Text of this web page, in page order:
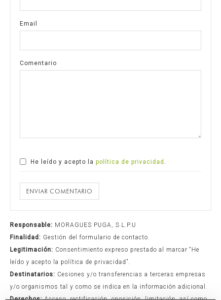
Email
Comentario
He leído y acepto la política de privacidad .
ENVIAR COMENTARIO
Responsable: MORAGUES PUGA, S.L.P.U
Finalidad: Gestión del formulario de contacto.
Legitimación: Consentimiento expreso prestado al marcar “He
leído y acepto la política de privacidad”.
Destinatarios: Cesiones y/o transferencias a terceras empresas
y/o organismos tal y como se indica en la información adicional.